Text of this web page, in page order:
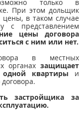
только в
При этом дольщик
в таком случае
с представлением
цены договора
с ним или нет.
в местных
органах защищает
квартиры и
застройщика за